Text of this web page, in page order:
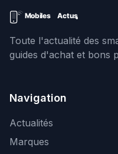
Toute l'actualité des
guides d'achat et bons
Navigation
Actualités
Marques